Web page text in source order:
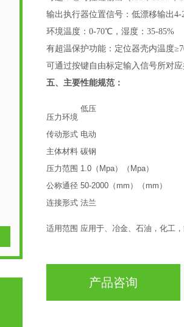
输出执行器位置信号：低漂移输出
环境温度：0-70℃，湿度：35-85%
有超温保护功能：定位器壳内温度
可通过按键自由标定输入信号所对
五、 主要性能规范：
压力环境
低压
传动形式 电动
主体材料 碳钢
压力范围 1.0（Mpa）（Mpa）
公称通径 50-2000（mm）（mm）
连接形式 法兰
适用范围 应用于、冶金、石油，化工
产品咨询